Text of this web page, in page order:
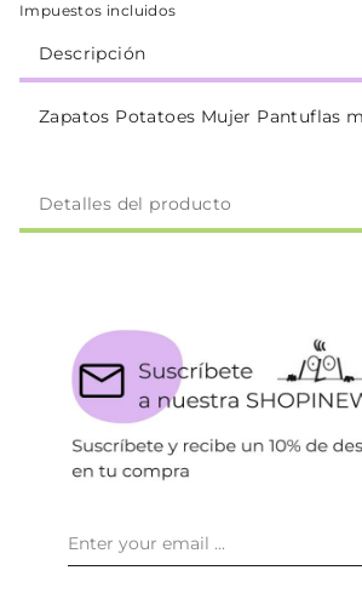
Impuestos incluidos
Descripción
Zapatos Potatoes Mujer Pantuflas
Detalles del producto